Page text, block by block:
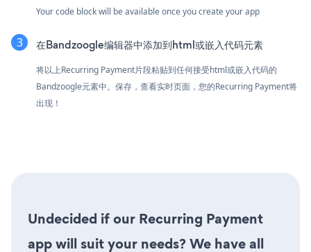
Your code block will be available once you create your app
在Bandzoogle编辑器中添加到html或嵌入代码元素
将以上Recurring Payment片段粘贴到任何接受html或嵌入代码的
Bandzoogle元素中。保存，查看实时页面，您的Recurring Payment将
出现！
Undecided if our Recurring Payment
app will suit your needs? We have all